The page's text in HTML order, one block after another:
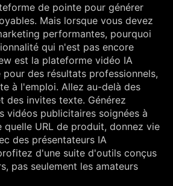
de pointe pour générer
Mais lorsque vous devez
performantes, pourquoi
qui n'est pas encore
est la plateforme vidéo IA
pour des résultats professionnels,
à l'emploi. Allez au-delà des
des invites texte. Générez
vidéos publicitaires soignées à
URL de produit, donnez vie
des présentateurs IA
d'une suite d'outils conçus
pas seulement les amateurs